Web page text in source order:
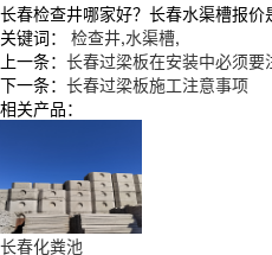
长春检查井哪家好？长春水渠槽报
关键词： 检查井,水渠槽,
上一条： 长春过梁板在安装中必须要
下一条： 长春过梁板施工注意事项
相关产品：
长春化粪池